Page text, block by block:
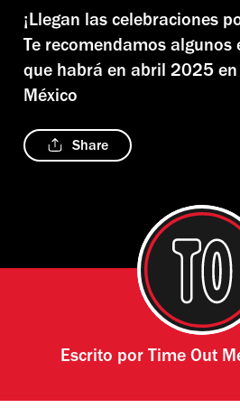
¡Llegan las celebraciones
Te recomendamos algunos
que habrá en abril 2025
México
Share
Escrito por Time Out